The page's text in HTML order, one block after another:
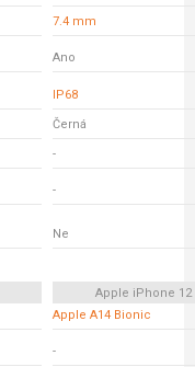
7.4 mm
Ano
IP68
Černá
-
-
Ne
Apple iPhone
Apple A14 Bionic
-